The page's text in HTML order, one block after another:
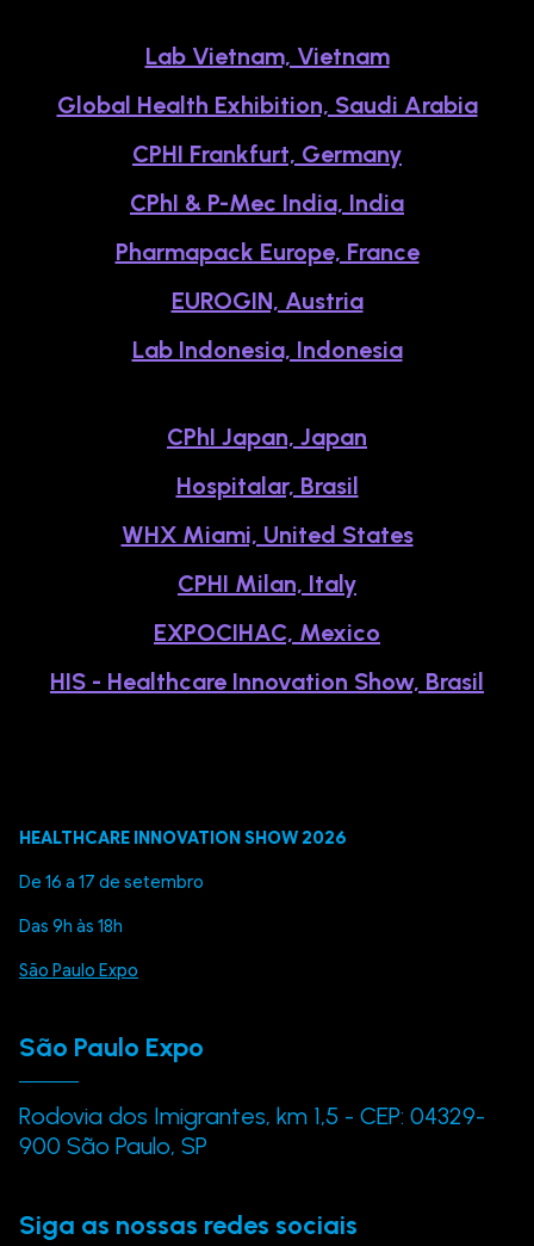
Lab Vietnam, Vietnam
Global Health Exhibition, Saudi Arabia
CPHI Frankfurt, Germany
CPhI & P-Mec India, India
Pharmapack Europe, France
EUROGIN, Austria
Lab Indonesia, Indonesia
CPhI Japan, Japan
Hospitalar, Brasil
WHX Miami, United States
CPHI Milan, Italy
EXPOCIHAC, Mexico
HIS - Healthcare Innovation Show, Brasil
HEALTHCARE INNOVATION SHOW 2026
De 16 a 17 de setembro
Das 9h às 18h
São Paulo Expo
São Paulo Expo
Rodovia dos Imigrantes, km 1,5 - CEP: 04329-
900 São Paulo, SP
Siga as nossas redes sociais